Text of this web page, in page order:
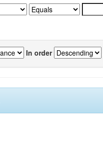
In order